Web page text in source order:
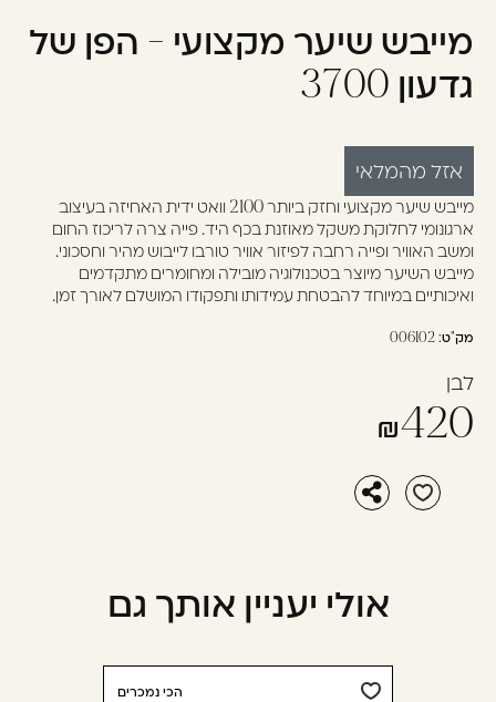
עוד לא נרשמתם? יאללה,
מייבש שיער מקצועי - הפן של
גדעון 3700
אזל מהמלאי
מייבש שיער מקצועי וחזק ביותר 2100 וואט ידית האחיזה בעיצוב
ארגונומי לחלוקת משקל מאוזנת בכף היד. פייה צרה לריכוז החום
ומשב האוויר ופייה רחבה לפיזור אוויר טורבו לייבוש מהיר וחסכוני.
מייבש השיער מיוצר בטכנולוגיה מובילה ומחומרים מתקדמים
ואיכותיים במיוחד להבטחת עמידותו ותפקודו המושלם לאורך זמן.
מק"ט:006102
לבן
420
אולי יעניין אותך גם
הכי נמכרים